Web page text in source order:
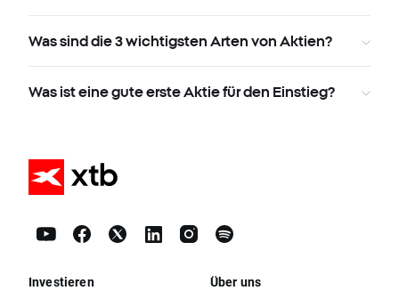
Was sind die 3 wichtigsten Arten von Aktien?
Was ist eine gute erste Aktie für den Einstieg?
Investieren Über uns